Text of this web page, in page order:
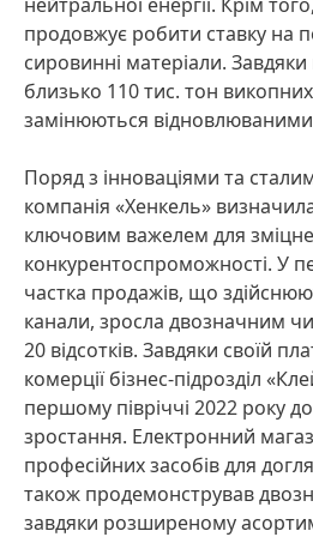
продовжує робити ставку на
сировинні матеріали. Завдяки
близько 110 тис. тон викопних
замінюються
Поряд з інноваціями та
компанія «Хенкель»
ключовим важелем для
конкурентоспроможності. У
частка продажів, що
канали, зросла двозначним
20 відсотків. Завдяки своїй
комерції бізнес-підрозділ
першому півріччі 2022 року
зростання. Електронний
професійних засобів для
також продемонстрував
завдяки розширеному